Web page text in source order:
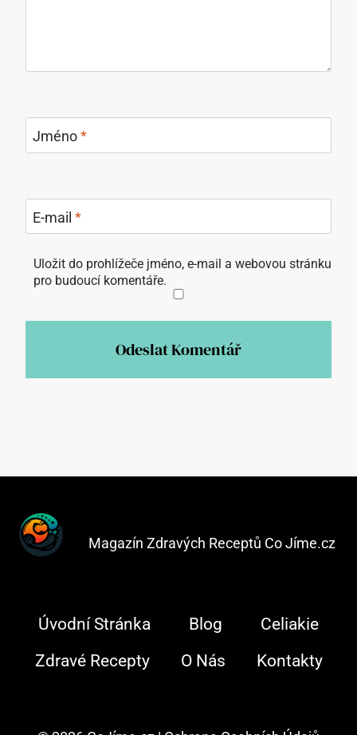
Jméno*
E-mail *
Uložit do prohlížeče jméno, e-mail a webovou stránku
pro budoucí komentáře.
Magazín Zdravých Receptů Co Jíme.cz
Úvodní Stránka Blog
Celiakie
Zdravé Recepty
O Nás Kontakty